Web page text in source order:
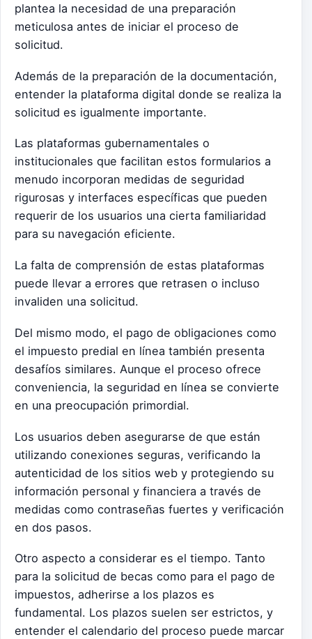
plantea la necesidad de una preparación
meticulosa antes de iniciar el proceso de
solicitud.
Además de la preparación de la documentación,
entender la plataforma digital donde se realiza la
solicitud es igualmente importante.
Las plataformas gubernamentales o
institucionales que facilitan estos formularios a
menudo incorporan medidas de seguridad
rigurosas y interfaces específicas que pueden
requerir de los usuarios una cierta familiaridad
para su navegación eficiente.
La falta de comprensión de estas plataformas
puede llevar a errores que retrasen o incluso
invaliden una solicitud.
Del mismo modo, el pago de obligaciones como
el impuesto predial en línea también presenta
desafíos similares. Aunque el proceso ofrece
conveniencia, la seguridad en línea se convierte
en una preocupación primordial.
Los usuarios deben asegurarse de que están
utilizando conexiones seguras, verificando la
autenticidad de los sitios web y protegiendo su
información personal y financiera a través de
medidas como contraseñas fuertes y verificación
en dos pasos.
Otro aspecto a considerar es el tiempo. Tanto
para la solicitud de becas como para el pago de
impuestos, adherirse a los plazos es
fundamental. Los plazos suelen ser estrictos, y
entender el calendario del proceso puede marcar